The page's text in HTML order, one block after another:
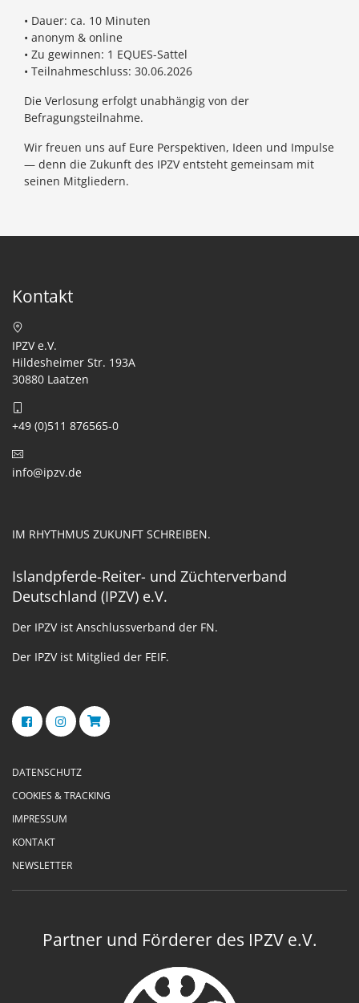
• Dauer: ca. 10 Minuten
• anonym & online
• Zu gewinnen: 1 EQUES-Sattel
• Teilnahmeschluss: 30.06.2026
Die Verlosung erfolgt unabhängig von der
Befragungsteilnahme.
Wir freuen uns auf Eure Perspektiven, Ideen und Impulse
— denn die Zukunft des IPZV entsteht gemeinsam mit
seinen Mitgliedern.
Kontakt
IPZV e.V.
Hildesheimer Str. 193A
30880 Laatzen
+49 (0)511 876565-0
info@ipzv.de
IM RHYTHMUS ZUKUNFT SCHREIBEN.
Islandpferde-Reiter- und Züchterverband
Deutschland (IPZV) e.V.
Der IPZV ist Anschlussverband der FN.
Der IPZV ist Mitglied der FEIF.
DATENSCHUTZ
COOKIES & TRACKING
IMPRESSUM
KONTAKT
NEWSLETTER
Partner und Förderer des IPZV e.V.